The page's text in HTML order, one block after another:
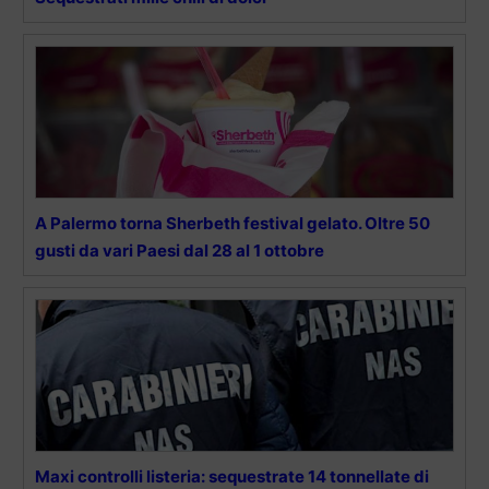
A Palermo torna Sherbeth festival gelato. Oltre 50
gusti da vari Paesi dal 28 al 1 ottobre
Maxi controlli listeria: sequestrate 14 tonnellate di